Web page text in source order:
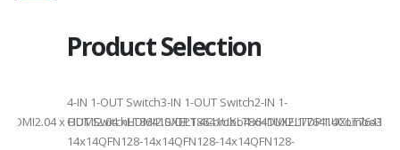
x HDMI2.04 x HDMI2.04 xHDMI2.0/DP1.4Combo4 xHDMI2.1/
Product Selection
4-IN 1-OUT Switch3-IN 1-OUT Switch2-IN 1-
OUT
14x14QFN128-14x14QFN128-14x14QFN128-